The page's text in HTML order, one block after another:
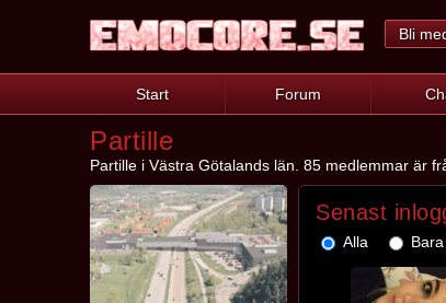
Bli
Start Forum
Partille
Partille i Västra Götalands län. 85 medlemmar är
Senast
Alla